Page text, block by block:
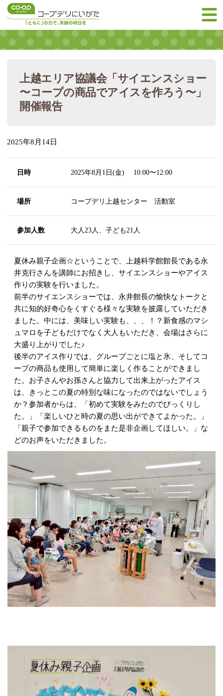
上越エリア協議会「サイエンスショー
〜コープの商品でアイスを作ろう〜」
開催報告
2025年8月14日
日時 2025年8月1日(金) 10:00〜12:00
場所 コープデリ上越センター 活動室
参加人数 大人23人、子ども21人
夏休み親子企画☆ということで、上越科学館館長である永
井克行さんを講師にお招きし、サイエンスショーやアイス
作りの実験を行いました。
前半のサイエンスショーでは、永井館長の愉快なトークと
共に知的好奇心をくすぐる様々な実験を披露していただき
ました。中には、美味しい実験も、、、！？新食感のマシ
ュマロを子どもだけでなく大人もいただき、会場はさらに
大盛り上がりでした♪
後半のアイス作りでは、グループごとに塩と氷、そしてコ
ープの商品も使用して簡単に楽しく作ることができまし
た。お子さんやお孫さんと協力して出来上がったアイス
は、きっとこの夏の特別な味になったのではないでしょう
か？参加者からは、「初めて実験をみたのでびっくりし
た。」「楽しいひと時の夏の思い出ができてよかった。」
「親子で参加できるものをまた是非企画してほしい。」な
どのお声をいただきました。